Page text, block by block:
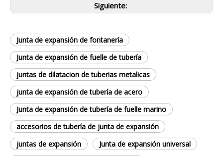
Siguiente:
Junta de expansión de fontanería
Junta de expansión de fuelle de tubería
juntas de dilatacion de tuberias metalicas
junta de expansión de tubería de acero
Junta de expansión de tubería de fuelle marino
accesorios de tubería de junta de expansión
juntas de expansión
Junta de expansión universal